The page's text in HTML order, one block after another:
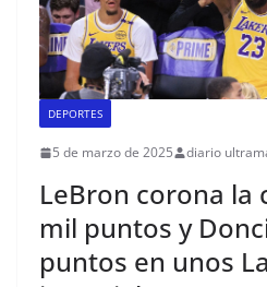
DEPORTES
5 de marzo de 2025 diario
LeBron corona la
mil puntos y
puntos en unos